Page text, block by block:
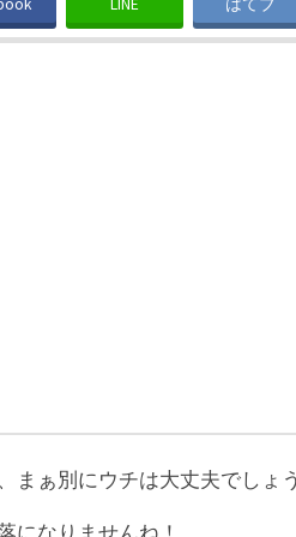
まぁ別にウチは大丈夫でしょ